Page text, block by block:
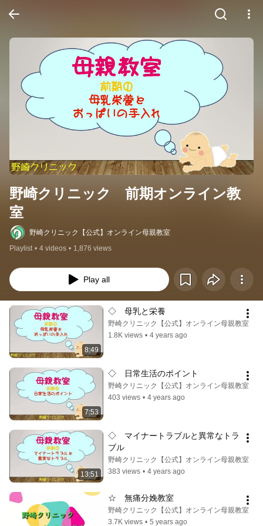
野崎クリニック　前期オンライン教
室
野崎クリニック【公式】オンライン母親教室
Playlist • 4 videos • 1,876 views
Play all
8:49
◇　母乳と栄養
野崎クリニック【公式】オンライン母親教室
1.8K views • 4 years ago
7:53
◇　日常生活のポイント
野崎クリニック【公式】オンライン母親教室
403 views • 4 years ago
13:51
◇　マイナートラブルと異常なトラ
ブル
野崎クリニック【公式】オンライン母親教室
383 views • 4 years ago
☆　無痛分娩教室
野崎クリニック【公式】オンライン母親教室
3.7K views • 5 years ago